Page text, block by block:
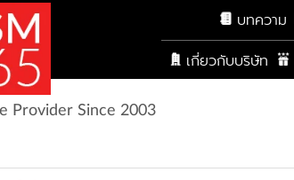
บทความ
เกี่ยวกับบริษัท
Provider Since 2003